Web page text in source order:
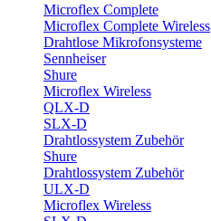
Microflex Complete
Microflex Complete Wireless
Drahtlose Mikrofonsysteme
Sennheiser
Shure
Microflex Wireless
QLX-D
SLX-D
Drahtlossystem Zubehör
Shure
Drahtlossystem Zubehör
ULX-D
Microflex Wireless